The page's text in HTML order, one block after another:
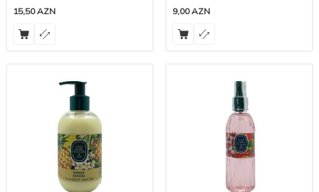
15,50AZN 9,00AZN